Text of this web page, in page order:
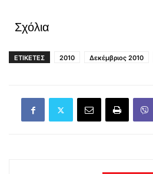
Σχόλια
ΕΤΙΚΕΤΕΣ 2010 Δεκέμβριος 2010